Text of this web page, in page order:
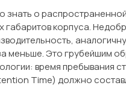
о
габаритов корпуса.
меньше. Это грубейшим
время пребывания
Time) должно